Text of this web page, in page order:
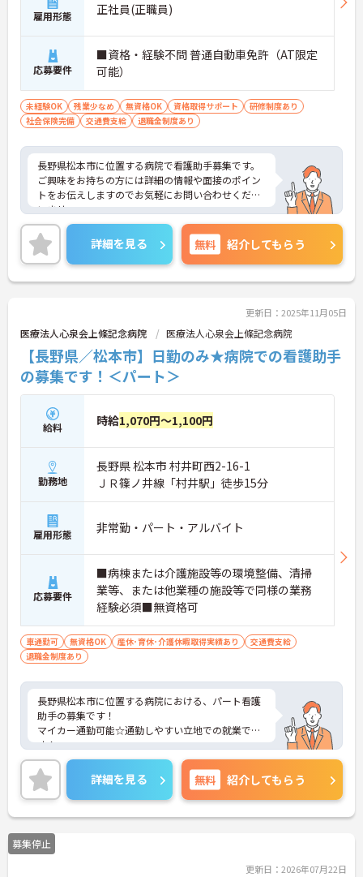
雇用形態 正社員(正職員)
応募要件
■資格・経験不問 普通自動車免許（AT限定
可能）
未経験OK 残業少なめ 無資格OK 資格取得サポート
研修制度あり
社会保険完備
交通費支給 退職金制度あり
長野県松本市に位置する病院で看護助手募集です。
ご興味をお持ちの方には詳細の情報や面接のポイン
トをお伝えしますのでお気軽にお問い合わせくださ
いませ。
詳細を見る 無料 紹介してもらう
更新日：2025年11月05日
医療法人心泉会上條記念病院 医療法人心泉会上條記念病院
【長野県／松本市】日勤のみ★病院での看護助手
の募集です！＜パート＞
給料 時給1,070円～1,100円
勤務地
長野県 松本市 村井町西2-16-1
ＪＲ篠ノ井線「村井駅」徒歩15分
雇用形態 非常勤・パート・アルバイト
応募要件
■病棟または介護施設等の環境整備、清掃
業等、または他業種の施設等で同様の業務
経験必須■無資格可
車通勤可 無資格OK 産休･育休･介護休暇取得実績あり
交通費支給
退職金制度あり
長野県松本市に位置する病院における、パート看護
助手の募集です！
マイカー通勤可能☆通勤しやすい立地での就業で
す！
ご興味ある方には、面接対策ポイントなど、さらに
詳細をお話しいたしますのでお気軽にご相談くださ
い。
詳細を見る 無料 紹介してもらう
募集停止
更新日：2026年07月22日